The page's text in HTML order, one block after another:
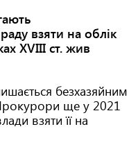
взяти на облік
ХVIII ст. жив
безхазяйним
ще у 2021
взяти її на